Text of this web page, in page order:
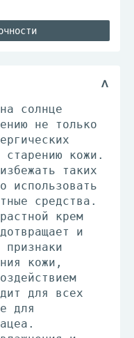
солнце
не только
кожи.
таких
использовать
средства.
крем
и
признаки
кожи,
для всех
для